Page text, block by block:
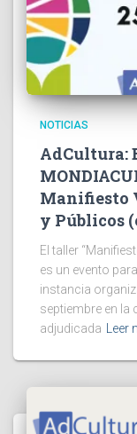
NOTICIAS
AdCultura:
Manifiesto
y Públicos
El taller
es un evento
instancia
septiembre en la
adjudicada Leer